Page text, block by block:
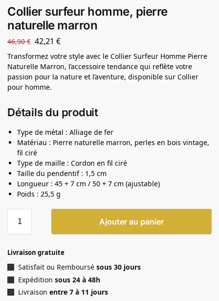
Collier surfeur homme, pierre
naturelle marron
46,90€ 42,21 €
Transformez votre style avec le Collier Surfeur Homme Pierre
Naturelle Marron, l’accessoire tendance qui reflète votre
passion pour la nature et l’aventure, disponible sur Collier
pour homme.
Détails du produit
Type de métal : Alliage de fer
Matériau : Pierre naturelle marron, perles en bois vintage,
fil ciré
Type de maille : Cordon en fil ciré
Taille du pendentif : 1,5 cm
Longueur : 45 + 7 cm / 50 + 7 cm (ajustable)
Poids : 25,5 g
Ajouter au panier
Livraison gratuite
Satisfait ou Remboursé sous 30 jours
Expédition sous 24 à 48h
Livraison entre 7 à 11 jours